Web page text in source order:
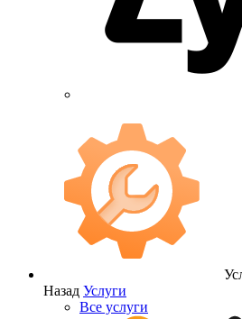
Назад Услуги
Все услуги